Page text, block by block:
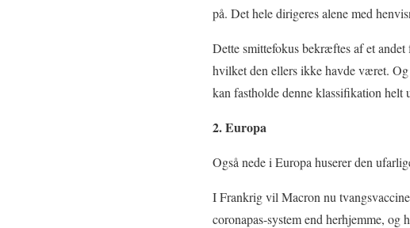
på. Det hele dirigeres alene med
Dette smittefokus bekræftes af et
hvilket den ellers ikke havde været. Og
kan fastholde denne klassifikation helt
2. Europa
Også nede i Europa huserer den
I Frankrig vil Macron nu
coronapas-system end herhjemme, og